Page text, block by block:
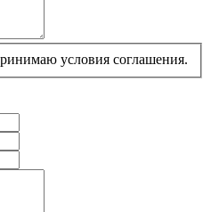
условия соглашения.